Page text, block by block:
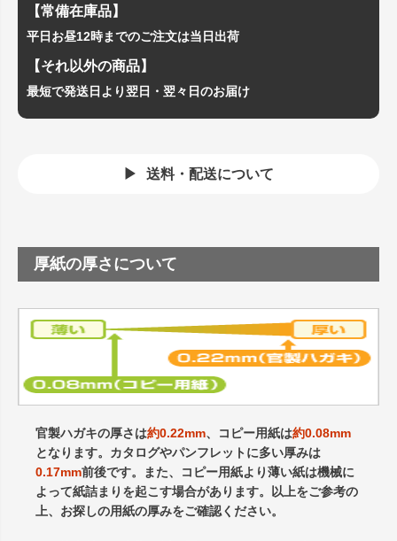
【常備在庫品】
平日お昼12時までのご注文は当日出荷
【それ以外の商品】
最短で発送日より翌日・翌々日のお届け
送料・配送について
厚紙の厚さについて
官製ハガキの厚さは約0.22mm、コピー用紙は約0.08mm
となります。カタログやパンフレットに多い厚みは
0.17mm前後です。また、コピー用紙より薄い紙は機械に
よって紙詰まりを起こす場合があります。以上をご参考の
上、お探しの用紙の厚みをご確認ください。